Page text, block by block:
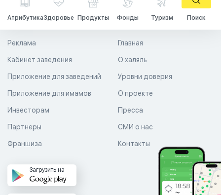
АтрибутикаЗдоровье Продукты Фонды Туризм Поиск
Главная
О халяль
Уровни доверия
Реклама
Кабинет заведения
Приложение для заведений
Приложение для имамов О проекте
Пресса
СМИ о нас
Контакты
Инвесторам
Партнеры
Франшиза
Загрузить на